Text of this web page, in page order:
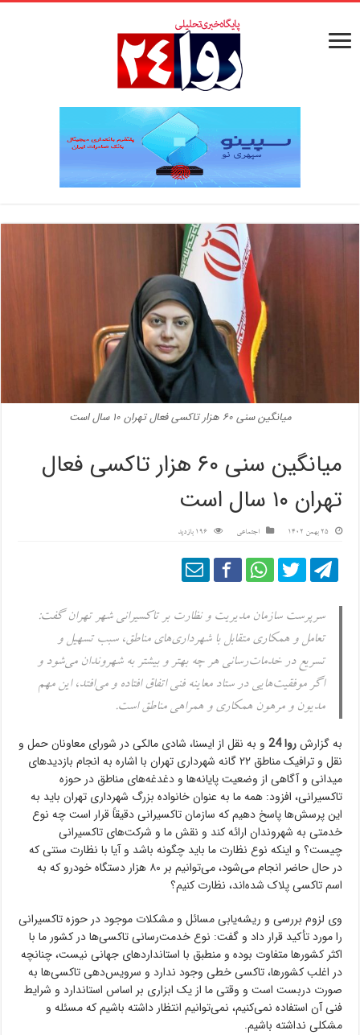
میانگین سنی ۶۰ هزار تاکسی‌ فعال تهران ۱۰ سال است
میانگین سنی ۶۰ هزار تاکسی‌ فعال
تهران ۱۰ سال است
25 بهمن 1402 اجتماعی 196 بازدید
سرپرست سازمان مدیریت و نظارت بر تاکسیرانی شهر تهران گفت:
تعامل و همکاری متقابل با شهرداری‌های مناطق، سبب تسهیل و
تسریع در خدمات‌رسانی هر چه بهتر و بیشتر به شهروندان می‌شود و
اگر موفقیت‌هایی در ستاد معاینه فنی اتفاق افتاده و می‌افتد، این مهم
مدیون و مرهون همکاری و همراهی مناطق است.
به گزارشروا 24
و به نقل از ایسنا، شادی مالکی در شورای معاونان حمل و
نقل و ترافیک مناطق ۲۲ گانه شهرداری تهران با اشاره به انجام بازدیدهای
میدانی و آگاهی از وضعیت پایانه‌ها و دغدغه‌های مناطق در حوزه
تاکسیرانی، افزود: همه ما به عنوان خانواده بزرگ شهرداری تهران باید به
این پرسش‌ها پاسخ دهیم که سازمان تاکسیرانی دقیقاً قرار است چه نوع
خدمتی به شهروندان ارائه کند و نقش ما و شرکت‌های تاکسیرانی
چیست؟ و اینکه نوع نظارت ما باید چگونه باشد و آیا با نظارت سنتی که
در حال حاضر انجام می‌شود، می‌توانیم بر ۸۰ هزار دستگاه خودرو که به
اسم تاکسی پلاک شده‌اند، نظارت کنیم؟
وی لزوم بررسی و ریشه‌یابی مسائل و مشکلات موجود در حوزه تاکسیرانی
را مورد تأکید قرار داد و گفت: نوع خدمت‌رسانی تاکسی‌ها در کشور ما با
اکثر کشورها متفاوت بوده و منطبق با استانداردهای جهانی نیست، چنانچه
در اغلب کشورها، تاکسی خطی وجود ندارد و سرویس‌دهی تاکسی‌ها به‌
صورت دربست است و وقتی ما از یک ابزاری بر اساس استاندارد و شرایط
فنی‌ آن استفاده نمی‌کنیم، نمی‌توانیم انتظار داشته باشیم که مسئله و
مشکلی نداشته باشیم.